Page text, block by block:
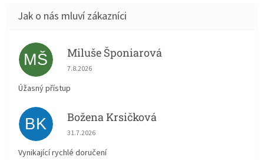
MŠ Miluše Šponiarová
Hodnocení obchodu je 5 z 5 hvězdiček.
7.8.2026
Úžasný přístup
BK Božena Krsičková
Hodnocení obchodu je 5 z 5 hvězdiček.
31.7.2026
Vynikající rychlé doručení